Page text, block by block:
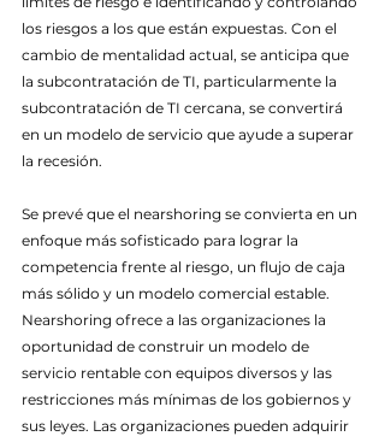
los riesgos a los que están expuestas. Con el
cambio de mentalidad actual, se anticipa que
la subcontratación de TI, particularmente la
subcontratación de TI cercana, se convertirá
en un modelo de servicio que ayude a superar
la recesión.
Se prevé que el nearshoring se convierta en un
enfoque más sofisticado para lograr la
competencia frente al riesgo, un flujo de caja
más sólido y un modelo comercial estable.
Nearshoring ofrece a las organizaciones la
oportunidad de construir un modelo de
servicio rentable con equipos diversos y las
restricciones más mínimas de los gobiernos y
sus leyes. Las organizaciones pueden adquirir